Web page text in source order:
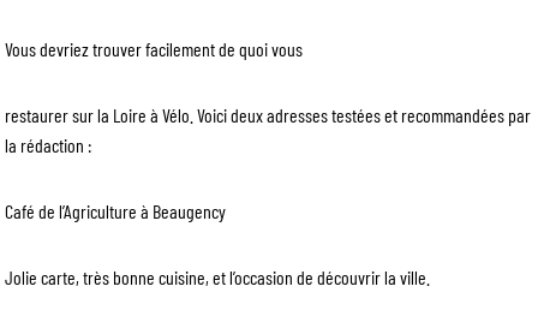
Vous devriez trouver facilement de quoi vous
restaurer sur la Loire à Vélo. Voici deux adresses testées et recommandées par
la rédaction :
Café de l’Agriculture à Beaugency
Jolie carte, très bonne cuisine, et l’occasion de découvrir la ville.